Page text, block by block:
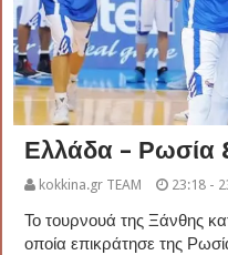
Ελλάδα – Ρωσία
kokkina.gr TEAM 23:18 -
Το τουρνουά της Ξάνθης
οποία επικράτησε της